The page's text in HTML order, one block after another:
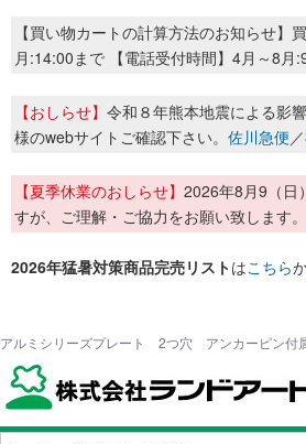
【買い物カートの計算方法のお知らせ】
月:14:00まで 【電話受付時間】4月～8月
【おしらせ】 令和８年熊本地震による影
様のwebサイトご確認下さい。 佐川急便／
【夏季休業のおしらせ】 2026年8月9（日
すが、ご理解・ご協力をお願い致します。
2026年猛暑対策商品完売リストはこちら
アルミシリーズプレート 2つ穴 アンカーピン付